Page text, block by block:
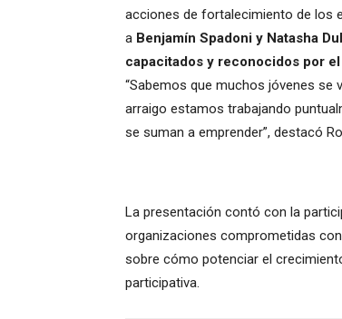
acciones de fortalecimiento de los
a Benjamín Spadoni y Natasha
capacitados y reconocidos por
“Sabemos que muchos jóvenes se
arraigo estamos trabajando
se suman a emprender”, destacó
La presentación contó con la
organizaciones comprometidas
sobre cómo potenciar el
participativa.